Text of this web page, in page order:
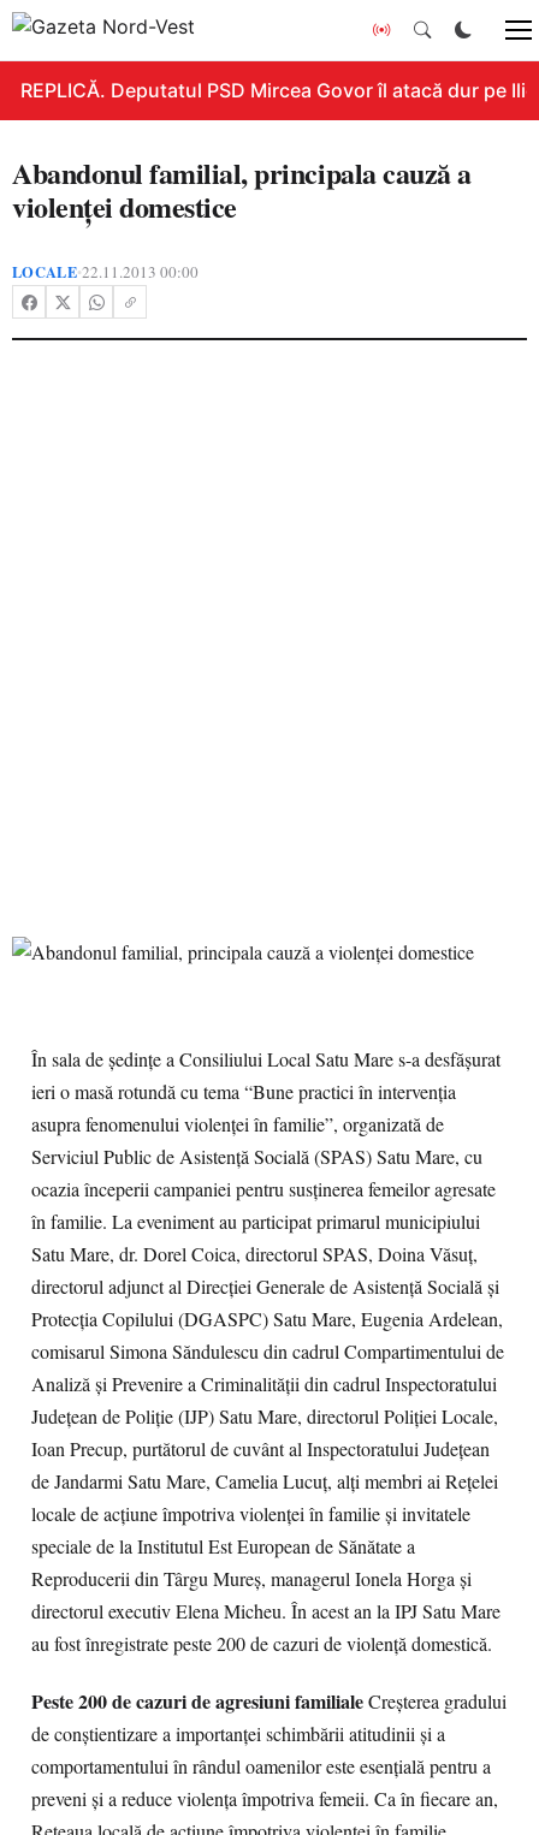
REPLICĂ. Deputatul PSD Mircea Govor îl atacă dur pe
Abandonul familial, principala cauză a
violenţei domestice
LOCALE•22.11.2013 00:00
În sala de şedinţe a Consiliului Local Satu Mare s-a desfăşurat
ieri o masă rotundă cu tema “Bune practici în intervenţia
asupra fenomenului violenţei în familie”, organizată de
Serviciul Public de Asistenţă Socială (SPAS) Satu Mare, cu
ocazia începerii campaniei pentru susţinerea femeilor agresate
în familie. La eveniment au participat primarul municipiului
Satu Mare, dr. Dorel Coica, directorul SPAS, Doina Văsuţ,
directorul adjunct al Direcţiei Generale de Asistenţă Socială şi
Protecţia Copilului (DGASPC) Satu Mare, Eugenia Ardelean,
comisarul Simona Săndulescu din cadrul Compartimentului de
Analiză şi Prevenire a Criminalităţii din cadrul Inspectoratului
Judeţean de Poliţie (IJP) Satu Mare, directorul Poliţiei Locale,
Ioan Precup, purtătorul de cuvânt al Inspectoratului Judeţean
de Jandarmi Satu Mare, Camelia Lucuţ, alţi membri ai Reţelei
locale de acţiune împotriva violenţei în familie şi invitatele
speciale de la Institutul Est European de Sănătate a
Reproducerii din Târgu Mureş, managerul Ionela Horga şi
directorul executiv Elena Micheu. În acest an la IPJ Satu Mare
au fost înregistrate peste 200 de cazuri de violenţă domestică.
Peste 200 de cazuri de agresiuni familialeCreşterea gradului
de conştientizare a importanţei schimbării atitudinii şi a
comportamentului în rândul oamenilor este esenţială pentru a
preveni şi a reduce violenţa împotriva femeii. Ca în fiecare an,